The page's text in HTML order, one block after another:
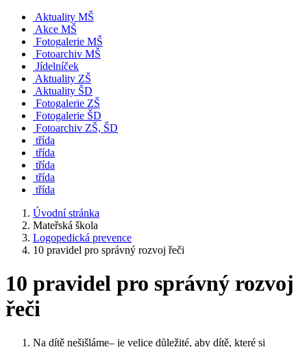
Aktuality MŠ
Akce MŠ
Fotogalerie MŠ
Fotoarchiv MŠ
Jídelníček
Aktuality ZŠ
Aktuality ŠD
Fotogalerie ZŠ
Fotogalerie ŠD
Fotoarchiv ZŠ, ŠD
třída
třída
třída
třída
třída
Úvodní stránka
Mateřská škola
Logopedická prevence
10 pravidel pro správný rozvoj řeči
10 pravidel pro správný rozvoj
řeči
Na dítě nešišláme– je velice důležité, aby dítě, které si